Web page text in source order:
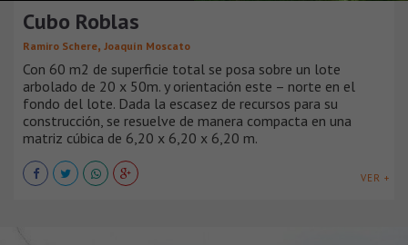
Cubo Roblas
Ramiro Schere, Joaquín Moscato
Con 60 m2 de superficie total se posa sobre un lote
arbolado de 20 x 50m. y orientación este – norte en el
fondo del lote. Dada la escasez de recursos para su
construcción, se resuelve de manera compacta en una
matriz cúbica de 6,20 x 6,20 x 6,20 m.
VER +